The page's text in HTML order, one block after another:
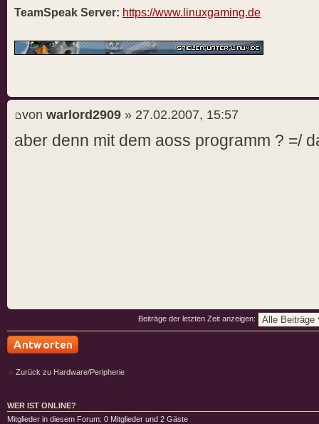
TeamSpeak Server: https://www.linuxgaming.de
von warlord2909 » 27.02.2007, 15:57
aber denn mit dem aoss programm ? =/
Beiträge der letzten Zeit anzeigen:
Zurück zu Hardware/Peripherie
WER IST ONLINE?
Mitglieder in diesem Forum: 0 Mitglieder und 2 Gäste